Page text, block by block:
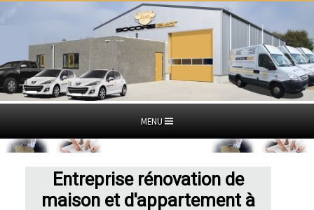
MENU
Entreprise rénovation de
maison et d'appartement à